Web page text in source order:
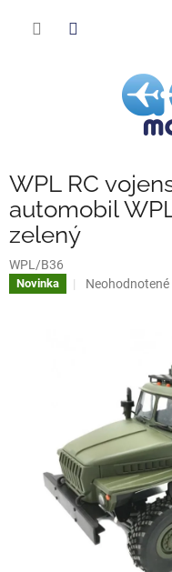
WPL RC
automobil
zelený
WPL/B36
Novinka
Priemerné
hviezdičiek.
Neohodnotené